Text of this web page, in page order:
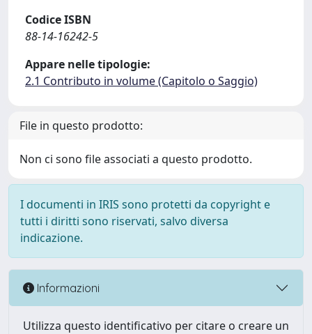
Codice ISBN
88-14-16242-5
Appare nelle tipologie:
2.1 Contributo in volume (Capitolo o Saggio)
File in questo prodotto:
Non ci sono file associati a questo prodotto.
I documenti in IRIS sono protetti da copyright e
tutti i diritti sono riservati, salvo diversa
indicazione.
Informazioni
Utilizza questo identificativo per citare o creare un